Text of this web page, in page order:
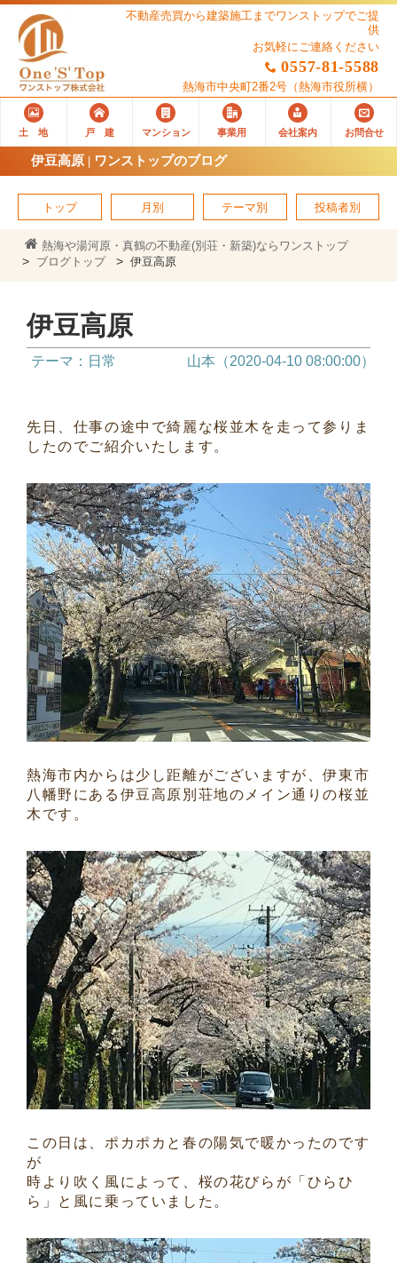
不動産売買から建築施工までワンストップでご提
供
お気軽にご連絡ください
0557-81-5588
熱海市中央町2番2号 （熱海市役所横）
土 地 戸 建 マンション 事業用 会社案内 お問合せ
伊豆高原 | ワンストップのブログ
トップ 月別 テーマ別 投稿者別
熱海や湯河原・真鶴の不動産(別荘・新築)ならワンストップ
ブログトップ
伊豆高原
伊豆高原
テーマ：日常 山本（2020-04-10 08:00:00）
先日、仕事の途中で綺麗な桜並木を走って参りま
したのでご紹介いたします。
熱海市内からは少し距離がございますが、伊東市
八幡野にある伊豆高原別荘地のメイン通りの桜並
木です。
この日は、ポカポカと春の陽気で暖かったのです
が
時より吹く風によって、桜の花びらが「ひらひ
ら」と風に乗っていました。